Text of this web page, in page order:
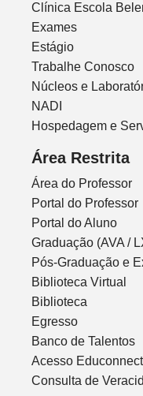
Clínica Escola
Exames
Estágio
Trabalhe Conosco
Núcleos e
NADI
Hospedagem e
Área Restrita
Área do Professor
Portal do Professor
Portal do Aluno
Graduação (AVA /
Pós-Graduação e
Biblioteca Virtual
Biblioteca
Egresso
Banco de Talentos
Acesso
Consulta de